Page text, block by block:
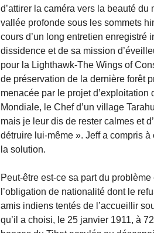
d’attirer la caméra vers la beauté
vallée profonde sous les sommets
cours d’un long entretien enregistré
dissidence et de sa mission
pour la Lighthawk-The Wings of
de préservation de la dernière forêt
menacée par le projet
Mondiale, le Chef d’un village
mais je leur dis de rester calmes et
détruire lui-même ». Jeff a compris
la solution.
Peut-être est-ce sa part du problème
l’obligation de nationalité dont le
amis indiens tentés de l’accueillir
qu’il a choisi, le 25 janvier 1911, à